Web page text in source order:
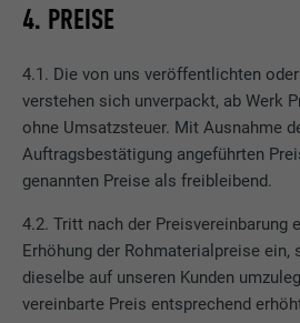
4. PREISE
4.1. Die von uns veröffentlichten
verstehen sich unverpackt, ab Werk
ohne Umsatzsteuer. Mit Ausnahme
Auftragsbestätigung angeführten
genannten Preise als freibleibend.
4.2. Tritt nach der Preisvereinbarung
Erhöhung der Rohmaterialpreise ein,
dieselbe auf unseren Kunden
vereinbarte Preis entsprechend